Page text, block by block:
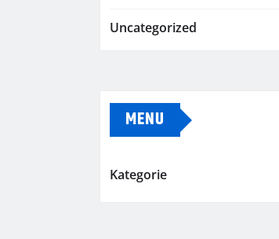
Uncategorized
MENU
Kategorie